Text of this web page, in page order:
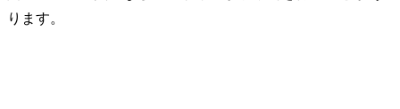
ります。